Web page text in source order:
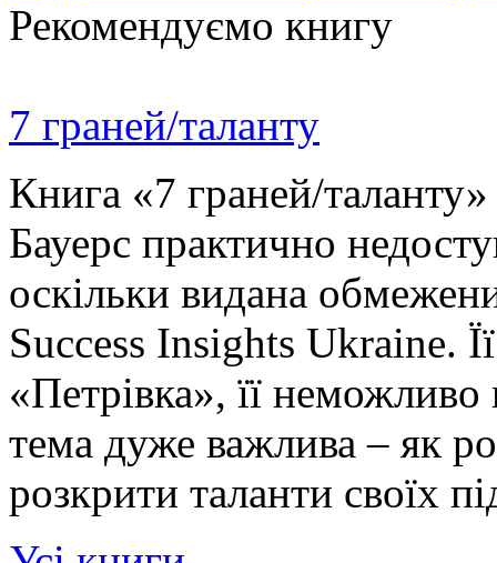
Рекомендуємо книгу
7 граней/таланту
Книга «7 граней/
Бауерс практично
оскільки видана
Success Insights Ukraine.
«Петрівка», її
тема дуже важлива – як
розкрити таланти своїх